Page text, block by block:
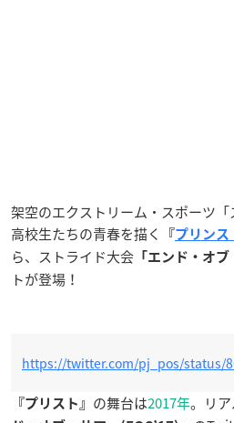
架空のエクストリーム・スポーツ 「
高校生たちの青春を描く
『プリンス
ら、ストライド大会 「エンド・オブ
トが登場！
https://twitter.com/pj_pos/status/
『プリスト』 の舞台は2017年。リ